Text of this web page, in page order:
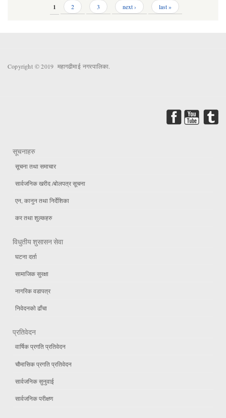
1 2 3 next › last »
Copyright © 2019 महागढीमाई नगरपालिका.
सूचनाहरु
सूचना तथा समाचार
सार्वजनिक खरीद /बोलपत्र सूचना
एन, कानुन तथा निर्देशिका
कर तथा शुल्कहरु
विधुतीय शुसासन सेवा
घटना दर्ता
सामाजिक सुरक्षा
नागरिक वडापत्र
निवेदनको ढाँचा
प्रतिवेदन
वार्षिक प्रगति प्रतिवेदन
चौमासिक प्रगति प्रतिवेदन
सार्वजनिक सुनुवाई
सार्वजनिक परीक्षण